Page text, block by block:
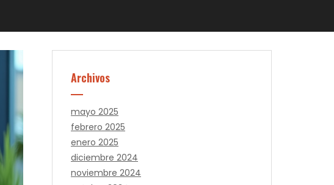
Archivos
mayo 2025
febrero 2025
enero 2025
diciembre 2024
noviembre 2024